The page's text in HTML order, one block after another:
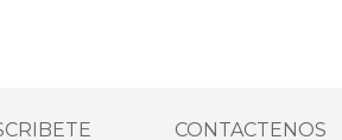
CONTACTENOS